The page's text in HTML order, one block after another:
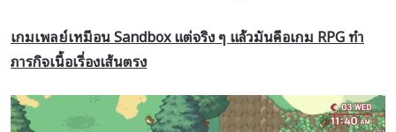
เกมเพลย์เหมือน Sandboxแต่จริง ๆ แล้วมันคือเกม RPGทำ
ภารกิจเนื้อเรื่องเส้นตรง